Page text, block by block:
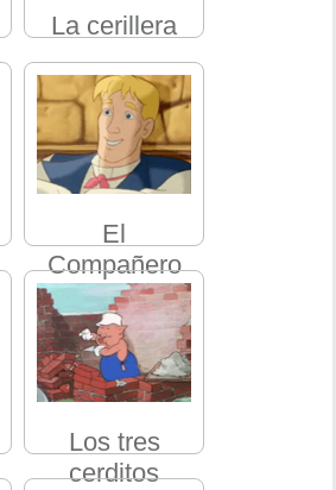
La cerillera
El
Compañero
de viaje
Los tres
cerditos